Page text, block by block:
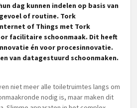
dag kunnen indelen op basis van
of routine. Tork
of Things met Tork
facilitaire schoonmaak. Dit heeft
én voor procesinnovatie.
van datagestuurd schoonmaken.
niet meer alle toiletruimtes langs om
nodig is, maar maken dit